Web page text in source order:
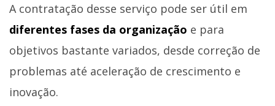
A contratação desse serviço pode ser útil em
diferentes fases da organização e para
objetivos bastante variados, desde correção de
problemas até aceleração de crescimento e
inovação.